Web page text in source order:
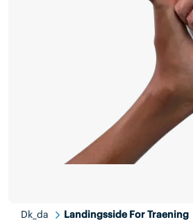
Dk_da Landingsside For Traening